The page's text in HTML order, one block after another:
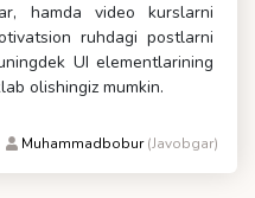
hamda video kurslarni
ruhdagi postlarni
UI elementlarining
olishingiz mumkin.
Muhammadbobur(Javobgar)